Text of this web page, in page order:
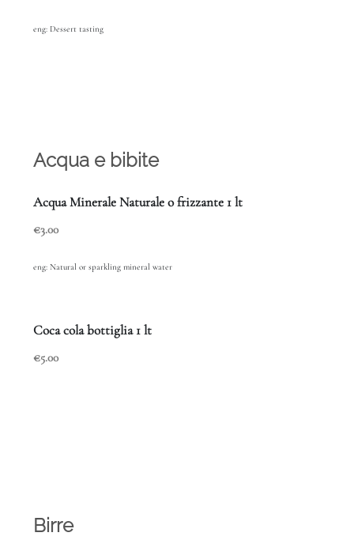
eng: Dessert tasting
Acqua e bibite
Acqua Minerale Naturale o frizzante 1 lt
€3.00
eng: Natural or sparkling mineral water
Coca cola bottiglia 1 lt
€5.00
Birre